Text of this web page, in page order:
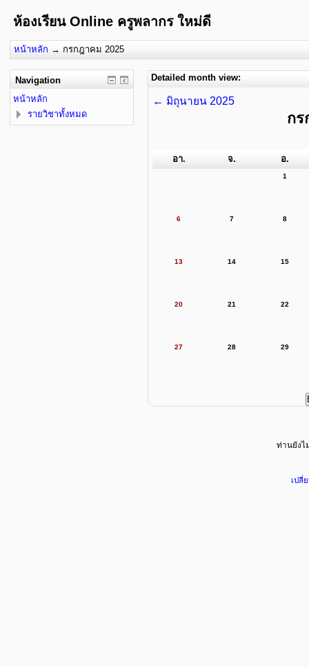
ห้องเรียน Online ครูพลากร ใหม่ดี
หน้าหลัก → กรกฎาคม 2025
Detailed month view:
← มิถุนายน 2025
กร
อา. จ. อ.
1
6 7 8
13 14 15
20 21 22
27 28 29
Navigation
หน้าหลัก
รายวิชาทั้งหมด
ท่านยังไ
เปลี่